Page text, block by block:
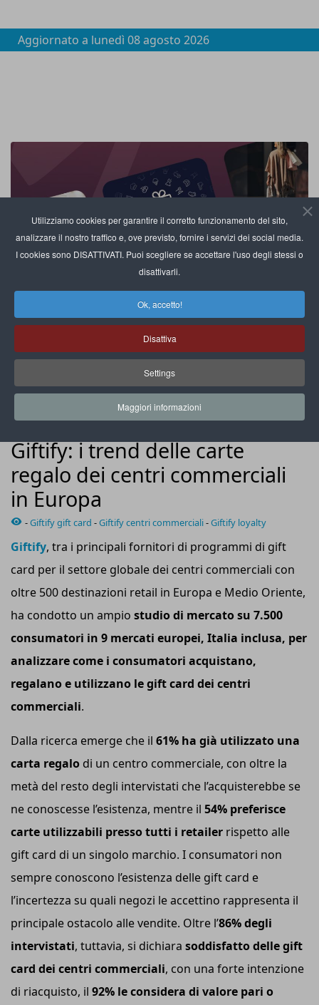
Utilizziamo cookies per garantire il corretto funzionamento del sito,
analizzare il nostro traffico e, ove previsto, fornire i servizi dei social media.
I cookies sono DISATTIVATI. Puoi scegliere se accettare l'uso degli stessi o
disattivarli.
Ok, accetto!
Disattiva
Settings
Maggiori informazioni
Aggiornato a lunedì 08 agosto 2026
Dalla ricerca emerge che il 61% dei consumatori ha già
utilizzato una carta regalo di un centro commerciale
Giftify: i trend delle carte
regalo dei centri commerciali
in Europa
-Giftify gift card -Giftify centri commerciali-Giftify loyalty
Giftify, tra i principali fornitori di programmi di gift
card per il settore globale dei centri commerciali con
oltre 500 destinazioni retail in Europa e Medio Oriente,
ha condotto un ampio studio di mercato su 7.500
consumatori in 9 mercati europei, Italia inclusa, per
analizzare come i consumatori acquistano,
regalano e utilizzano legift card dei centri
commerciali.
Dalla ricerca emerge che il 61% ha già utilizzato una
carta regalo di un centro commerciale, con oltre la
metà del resto degli intervistati che l’acquisterebbe se
ne conoscesse l’esistenza, mentre il 54% preferisce
carte utilizzabili presso tutti i retailer rispetto alle
gift card di un singolo marchio. I consumatori non
sempre conoscono l’esistenza delle gift card e
l’incertezza su quali negozi le accettino rappresenta il
principale ostacolo alle vendite. Oltre l’86% degli
intervistati, tuttavia, si dichiara soddisfatto delle gift
card dei centri commerciali, con una forte intenzione
di riacquisto, il 92% le considera di valore pari o